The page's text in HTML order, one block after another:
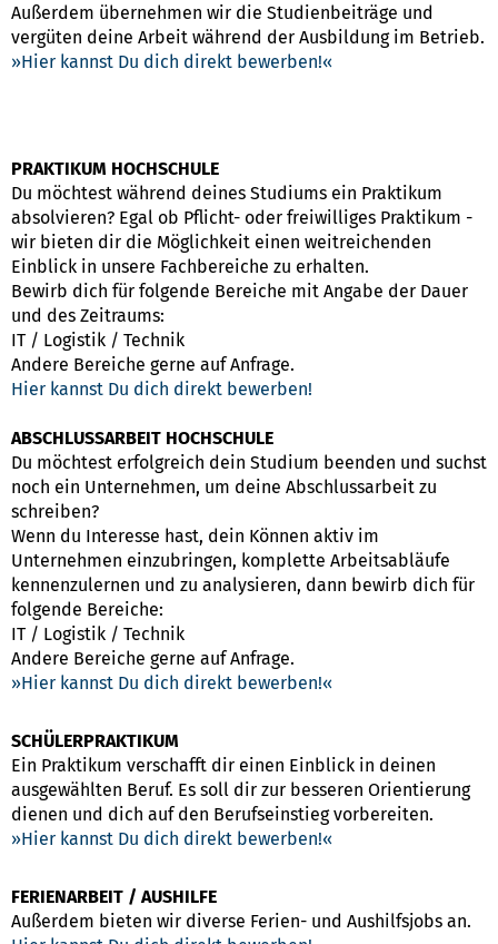
Außerdem übernehmen wir die Studienbeiträge und
vergüten deine Arbeit während der Ausbildung im Betrieb.
Hier kannst Du dich direkt bewerben!
PRAKTIKUM HOCHSCHULE
Du möchtest während deines Studiums ein Praktikum
absolvieren? Egal ob Pflicht- oder freiwilliges Praktikum -
wir bieten dir die Möglichkeit einen weitreichenden
Einblick in unsere Fachbereiche zu erhalten.
Bewirb dich für folgende Bereiche mit Angabe der Dauer
und des Zeitraums:
IT / Logistik / Technik
Andere Bereiche gerne auf Anfrage.
Hier kannst Du dich direkt bewerben!
ABSCHLUSSARBEIT HOCHSCHULE
Du möchtest erfolgreich dein Studium beenden und suchst
noch ein Unternehmen, um deine Abschlussarbeit zu
schreiben?
Wenn du Interesse hast, dein Können aktiv im
Unternehmen einzubringen, komplette Arbeitsabläufe
kennenzulernen und zu analysieren, dann bewirb dich für
folgende Bereiche:
IT / Logistik / Technik
Andere Bereiche gerne auf Anfrage.
Hier kannst Du dich direkt bewerben!
SCHÜLERPRAKTIKUM
Ein Praktikum verschafft dir einen Einblick in deinen
ausgewählten Beruf. Es soll dir zur besseren Orientierung
dienen und dich auf den Berufseinstieg vorbereiten.
Hier kannst Du dich direkt bewerben!
FERIENARBEIT / AUSHILFE
Außerdem bieten wir diverse Ferien- und Aushilfsjobs an.